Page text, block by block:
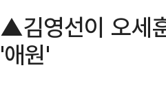
▲김영선이 오세
'애원'